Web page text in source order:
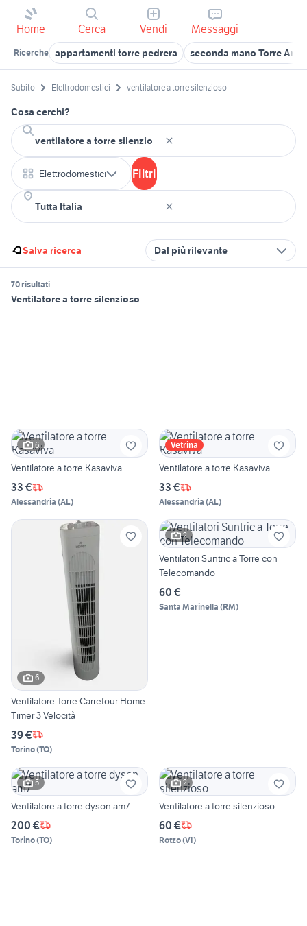
Home Cerca Vendi Messaggi
Ricerche appartamenti torre pedrera seconda mano Torre
Subito Elettrodomestici ventilatore a torre silenzioso
Cosa cerchi?
Elettrodomestici Filtri
Salva ricerca Dal più rilevante
70 risultati
Ventilatore a torre silenzioso
6
Ventilatore a torre Kasaviva
33 €
Alessandria (AL)
Vetrina
Ventilatore a torre Kasaviva
33 €
Alessandria (AL)
6
Ventilatore Torre Carrefour Home
Timer 3 Velocità
39 €
Torino(TO)
2
Ventilatori Suntric a Torre con
Telecomando
60 €
Santa Marinella (RM)
5
Ventilatore a torre dyson am7
200 €
Torino(TO)
2
Ventilatore a torre silenzioso
60 €
Rotzo(VI)